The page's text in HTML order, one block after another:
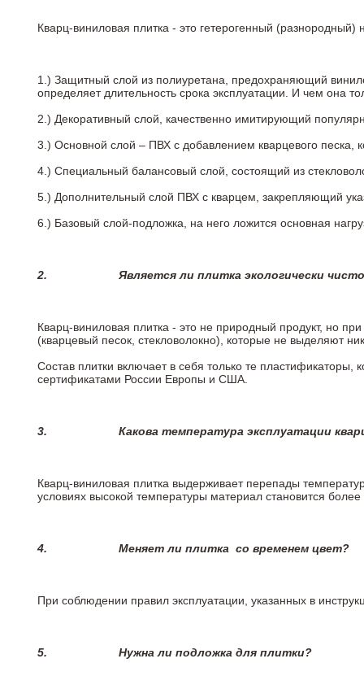
Кварц-виниловая плитка - это гетерогенный
1.) Защитный слой из полиуретана, предохраняющий
определяет длительность срока эксплуатации. И чем она
2.) Декоративный слой, качественно имитирующий
3.) Основной слой – ПВХ с добавлением кварцевого песка,
4.) Специальный балансовый слой, состоящий из
5.) Дополнительный слой ПВХ с кварцем, закрепляющий
6.) Базовый слой-подложка, на него ложится основная
2. Является ли плитка экологически
Кварц-виниловая плитка - это не природный продукт, но
(кварцевый песок, стекловолокно), которые не выделяют
Состав плитки включает в себя только те
сертификатами России Европы и США.
3. Какова температура эксплуатации
Кварц-виниловая плитка выдерживает перепады
условиях высокой температуры материал становится
4. Меняет ли плитка со временем цвет?
При соблюдении правил эксплуатации, указанных в
5. Нужна ли подложка для плитки?